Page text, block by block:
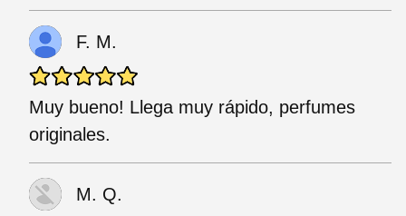
F. M.
Muy bueno! Llega muy rápido, perfumes
originales.
M. Q.